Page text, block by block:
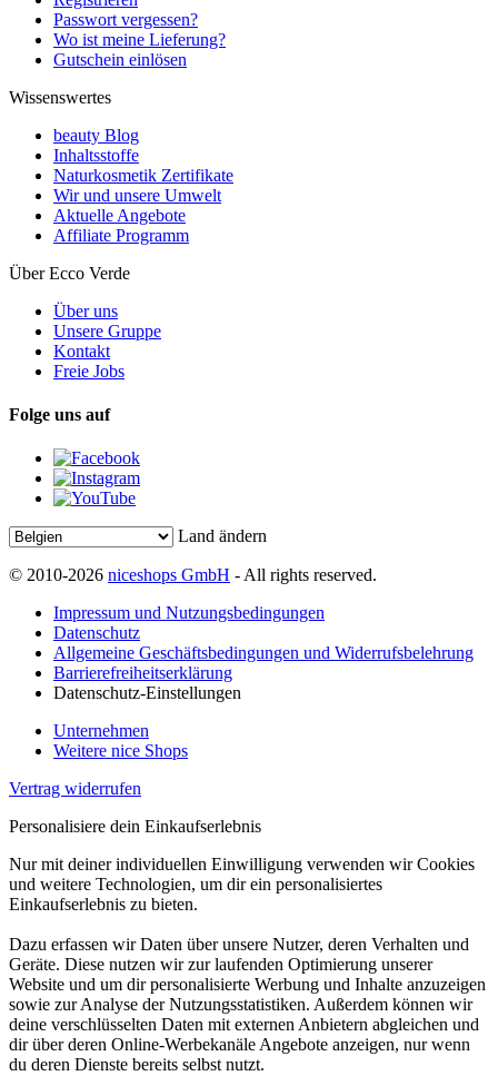
Passwort vergessen?
Wo ist meine Lieferung?
Gutschein einlösen
Wissenswertes
beauty Blog
Inhaltsstoffe
Naturkosmetik Zertifikate
Wir und unsere Umwelt
Aktuelle Angebote
Affiliate Programm
Über Ecco Verde
Über uns
Unsere Gruppe
Kontakt
Freie Jobs
Folge uns auf
Land ändern
© 2010-2026 niceshops GmbH - All rights reserved.
Impressum und Nutzungsbedingungen
Datenschutz
Allgemeine Geschäftsbedingungen und Widerrufsbelehrung
Barrierefreiheitserklärung
Datenschutz-Einstellungen
Unternehmen
Weitere nice Shops
Vertrag widerrufen
Personalisiere dein Einkaufserlebnis
Nur mit deiner individuellen Einwilligung verwenden wir Cookies
und weitere Technologien, um dir ein personalisiertes
Einkaufserlebnis zu bieten.
Dazu erfassen wir Daten über unsere Nutzer, deren Verhalten und
Geräte. Diese nutzen wir zur laufenden Optimierung unserer
Website und um dir personalisierte Werbung und Inhalte anzuzeigen
sowie zur Analyse der Nutzungsstatistiken. Außerdem können wir
deine verschlüsselten Daten mit externen Anbietern abgleichen und
dir über deren Online-Werbekanäle Angebote anzeigen, nur wenn
du deren Dienste bereits selbst nutzt.